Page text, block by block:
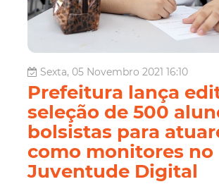
Sexta, 05 Novembro 2021 16:10
Prefeitura lança
seleção de 500
bolsistas para
como monitores no
Juventude Digital